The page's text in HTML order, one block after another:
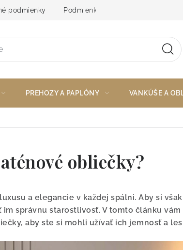
podmienky Podmienky ochrany osobných
PREHOZY A PAPLÓNY VANKÚŠE A
obliečky?
a elegancie v každej spálni. Aby si
správnu starostlivosť. V tomto článku
aby ste si mohli užívať ich jemnosť a